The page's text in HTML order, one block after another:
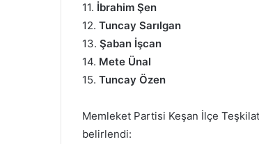
11. İbrahim Şen
12. Tuncay Sarılgan
13. Şaban İşcan
14. Mete Ünal
15. Tuncay Özen
Memleket Partisi Keşan İlçe
belirlendi: